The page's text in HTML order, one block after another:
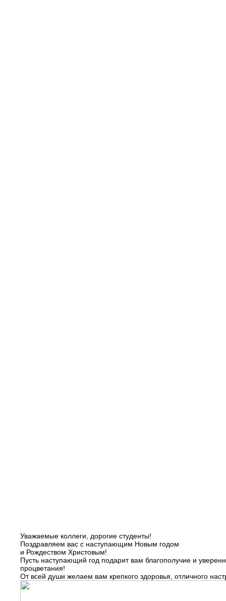
Уважаемые коллеги, дорогие студенты!
Поздравляем вас с наступающим Новым годом
и Рождеством Христовым!
Пусть наступающий год подарит вам благополучие и
процветания!
От всей души желаем вам крепкого здоровья, отличного